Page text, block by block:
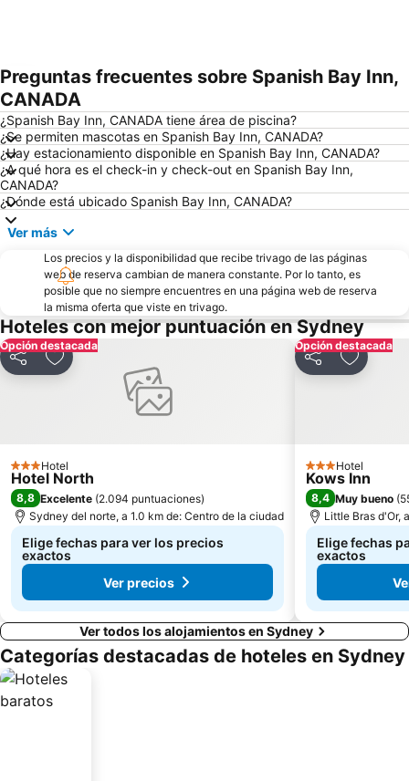
Ampliar mapa
Preguntas frecuentes sobre Spanish Bay Inn,
CANADA
¿Spanish Bay Inn, CANADA tiene área de piscina?
¿Se permiten mascotas en Spanish Bay Inn, CANADA?
¿Hay estacionamiento disponible en Spanish Bay Inn, CANADA?
¿A qué hora es el check-in y check-out en Spanish Bay Inn,
CANADA?
¿Dónde está ubicado Spanish Bay Inn, CANADA?
Ver más
Los precios y la disponibilidad que recibe trivago de las páginas
web de reserva cambian de manera constante. Por lo tanto, es
posible que no siempre encuentres en una página web de reserva
la misma oferta que viste en trivago.
Hoteles con mejor puntuación en Sydney
Opción destacada
CompartirAgregar a favoritos
3 Estrellas
Hotel
Hotel North
8,8 Excelente (2.094 puntuaciones)
Sydney del norte, a 1.0 km de: Centro de la ciudad
Elige fechas para ver los precios
exactos
Ver precios
Opción destacada
Compartir
3 Estrellas
Hotel
Kows Inn
8,4 Muy bueno (
Little Bras d'Or,
Elige fechas
exactos
Ver todos los alojamientos en Sydney
Categorías destacadas de hoteles en Sydney